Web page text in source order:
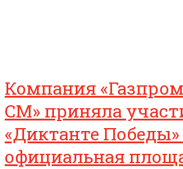
Компания
СМ» приняла
«Диктанте Победы»
официальная